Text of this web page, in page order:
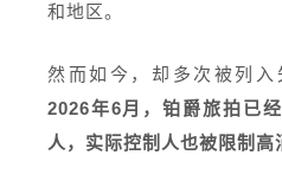
和地区。
然而如今，却多次被列入
2026年6月，铂爵旅拍已
人，实际控制人也被限制高